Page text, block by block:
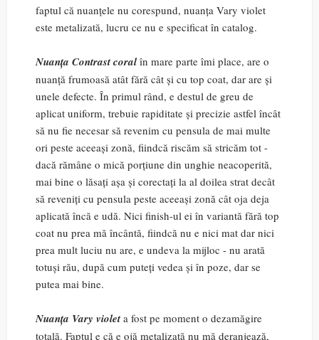
faptul că nuanțele nu corespund, nuanța Vary violet
este metalizată, lucru ce nu e specificat în catalog.
Nuanța Contrast coralîn mare parte îmi place, are o
nuanță frumoasă atât fără cât și cu top coat, dar are și
unele defecte. În primul rând, e destul de greu de
aplicat uniform, trebuie rapiditate și precizie astfel încât
să nu fie necesar să revenim cu pensula de mai multe
ori peste aceeași zonă, fiindcă riscăm să stricăm tot -
dacă rămâne o mică porțiune din unghie neacoperită,
mai bine o lăsați așa și corectați la al doilea strat decât
să reveniți cu pensula peste aceeași zonă cât oja deja
aplicată încă e udă. Nici finish-ul ei în variantă fără top
coat nu prea mă încântă, fiindcă nu e nici mat dar nici
prea mult luciu nu are, e undeva la mijloc - nu arată
totuși rău, după cum puteți vedea și în poze, dar se
putea mai bine.
Nuanța Vary violeta fost pe moment o dezamăgire
totală. Faptul e că e ojă metalizată nu mă deranjează,